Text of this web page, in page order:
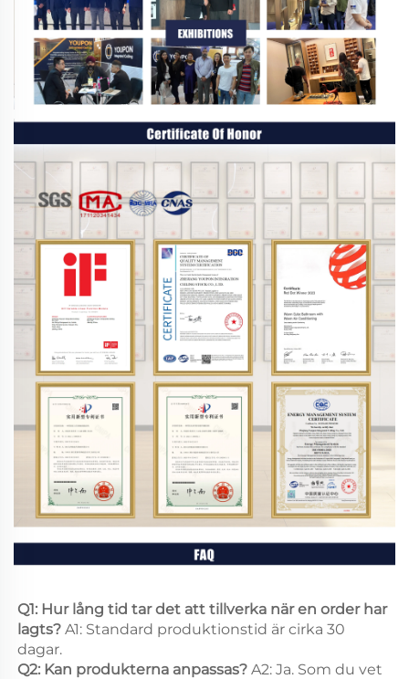
Q1: Hur lång tid tar det att tillverka när en order har
lagts? A1: Standard produktionstid är cirka 30
dagar.
Q2: Kan produkterna anpassas? A2: Ja. Som du vet